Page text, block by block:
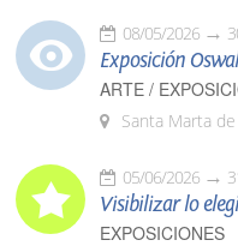
08/05/2026
Exposición
ARTE /
Santa Marta
05/06/2026
Visibilizar lo
EXPOSICIONES